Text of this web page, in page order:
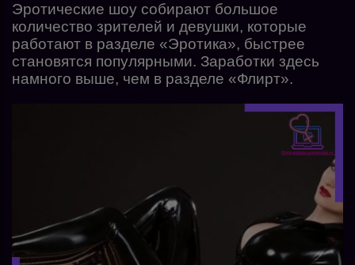
Эротические шоу собирают большое
количество зрителей и девушки, которые
работают в разделе «Эротика», быстрее
становятся популярными. Заработки здесь
намного выше, чем в разделе «Флирт».